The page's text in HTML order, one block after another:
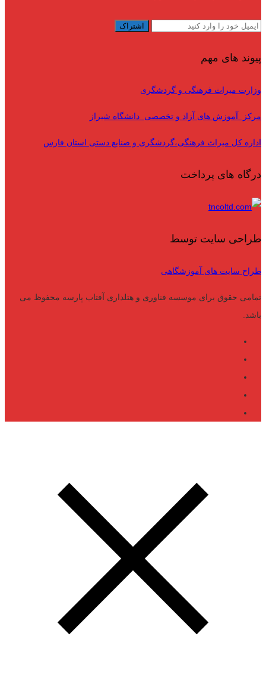
پیوند های مهم
وزارت میراث فرهنگی و گردشگری
مرکز آموزش های آزاد و تخصصی دانشگاه شیراز
اداره کل میراث فرهنگی،گردشگری و صنایع دستی استان فارس
درگاه های پرداخت
طراحی سایت توسط
طراح سایت های آموزشگاهی
تمامی حقوق برای موسسه فناوری و هتلداری آفتاب پارسه محفوظ می
باشد.